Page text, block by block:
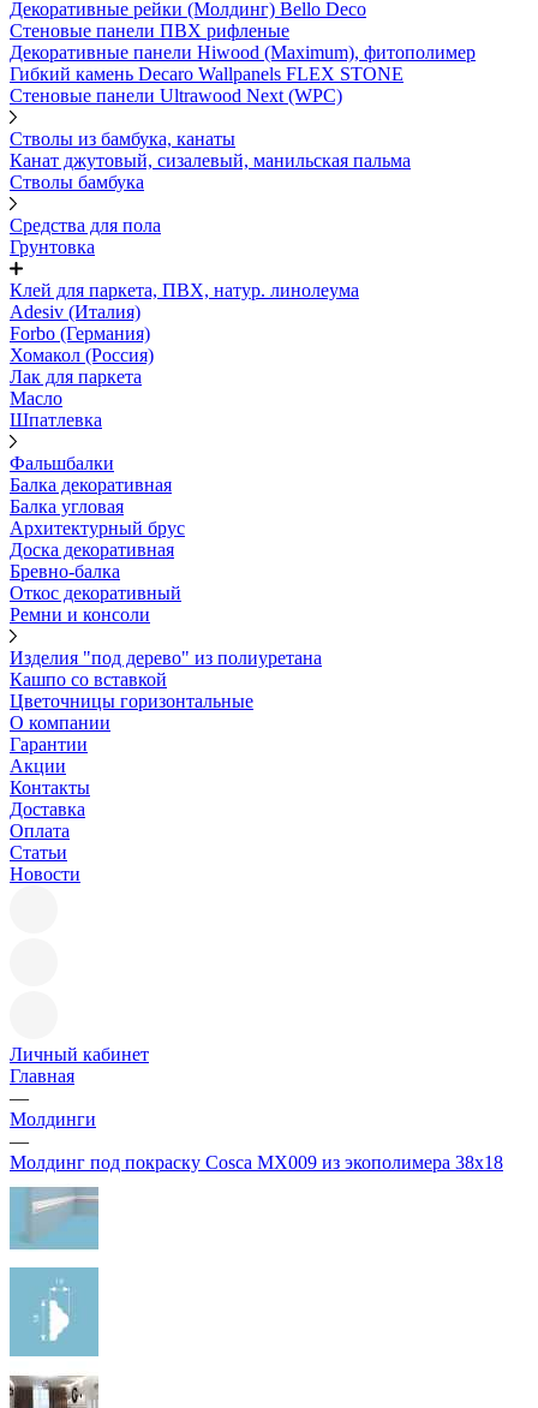
Декоративные рейки (Молдинг) Bello Deco
Стеновые панели ПВХ рифленые
Декоративные панели Hiwood (Maximum), фитополимер
Гибкий камень Decaro Wallpanels FLEX STONE
Стеновые панели Ultrawood Next (WPC)
Стволы из бамбука, канаты
Канат джутовый, сизалевый, манильская пальма
Стволы бамбука
Средства для пола
Грунтовка
Клей для паркета, ПВХ, натур. линолеума
Adesiv (Италия)
Forbo (Германия)
Хомакол (Россия)
Лак для паркета
Масло
Шпатлевка
Фальшбалки
Балка декоративная
Балка угловая
Архитектурный брус
Доска декоративная
Бревно-балка
Откос декоративный
Ремни и консоли
Изделия "под дерево" из полиуретана
Кашпо со вставкой
Цветочницы горизонтальные
О компании
Гарантии
Акции
Контакты
Доставка
Оплата
Статьи
Новости
Личный кабинет
Главная
—
Молдинги
—
Молдинг под покраску Cosca MX009 из экополимера 38х18